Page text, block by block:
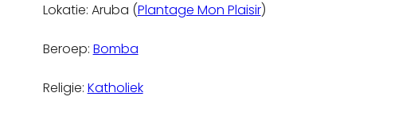
Lokatie: Aruba (Plantage Mon Plaisir)
Beroep: Bomba
Religie: Katholiek